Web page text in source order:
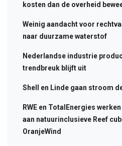
kosten dan de overheid
Weinig aandacht voor
naar duurzame waterstof
Nederlandse industrie
trendbreuk blijft uit
Shell en Linde gaan stroom
RWE en TotalEnergies
aan natuurinclusieve Reef
OranjeWind